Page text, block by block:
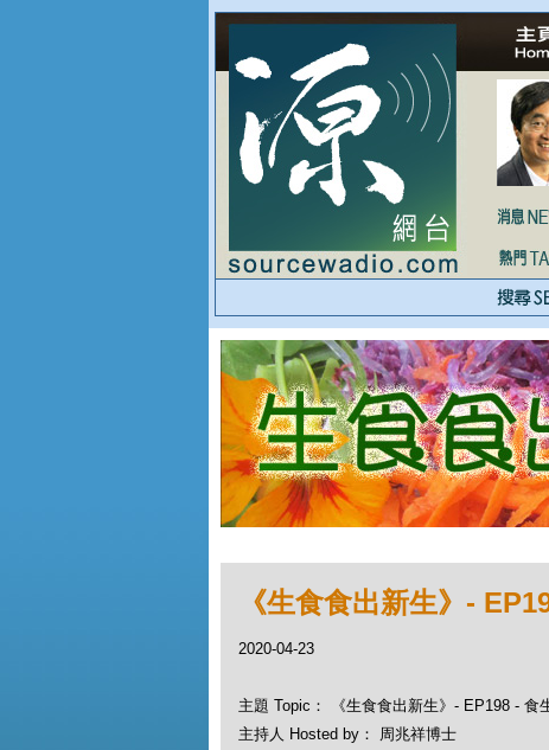
《生食食出新生》-
2020-04-23
主題 Topic： 《生食食出新生》- EP198 - 食
主持人 Hosted by： 周兆祥博士